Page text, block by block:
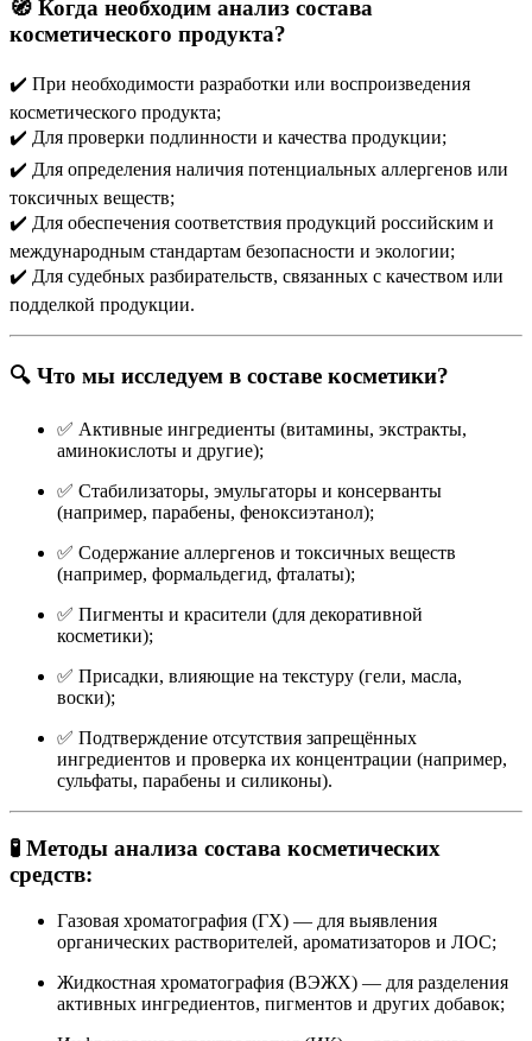
🧭 Когда необходим анализ состава
косметического продукта?
✔️ При необходимости разработки или воспроизведения
косметического продукта;
✔️ Для проверки подлинности и качества продукции;
✔️ Для определения наличия потенциальных аллергенов или
токсичных веществ;
✔️ Для обеспечения соответствия продукций российским и
международным стандартам безопасности и экологии;
✔️ Для судебных разбирательств, связанных с качеством или
подделкой продукции.
🔍 Что мы исследуем в составе косметики?
✅ Активные ингредиенты (витамины, экстракты,
аминокислоты и другие);
✅ Стабилизаторы, эмульгаторы и консерванты
(например, парабены, феноксиэтанол);
✅ Содержание аллергенов и токсичных веществ
(например, формальдегид, фталаты);
✅ Пигменты и красители (для декоративной
косметики);
✅ Присадки, влияющие на текстуру (гели, масла,
воски);
✅ Подтверждение отсутствия запрещённых
ингредиентов и проверка их концентрации (например,
сульфаты, парабены и силиконы).
🧪 Методы анализа состава косметических
средств:
Газовая хроматография (ГХ) — для выявления
органических растворителей, ароматизаторов и ЛОС;
Жидкостная хроматография (ВЭЖХ) — для разделения
активных ингредиентов, пигментов и других добавок;